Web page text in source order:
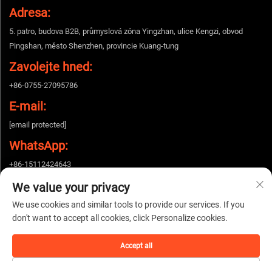
Adresa:
5. patro, budova B2B, průmyslová zóna Yingzhan, ulice Kengzi, obvod
Pingshan, město Shenzhen, provincie Kuang-tung
Zavolejte hned:
+86-0755-27095786
E-mail:
[email protected]
WhatsApp:
+86-15112424643
Copyright © 2026 China Shenzhen Woshijie Electronic Technology Co., Ltd.
Všechna práva vyhrazena. |Zásady ochrany soukromí
We value your privacy
We use cookies and similar tools to provide our services. If you
don't want to accept all cookies, click Personalize cookies.
Accept all